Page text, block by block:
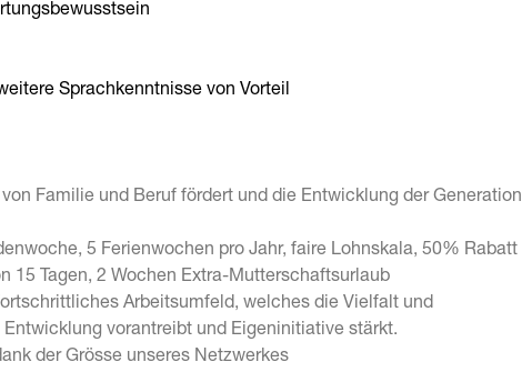
Sprachkenntnisse von Vorteil
Familie und Beruf fördert und die Entwicklung der Generation
5 Ferienwochen pro Jahr, faire Lohnskala, 50% Rabatt
15 Tagen, 2 Wochen Extra-Mutterschaftsurlaub
Arbeitsumfeld, welches die Vielfalt und
vorantreibt und Eigeninitiative stärkt.
der Grösse unseres Netzwerkes